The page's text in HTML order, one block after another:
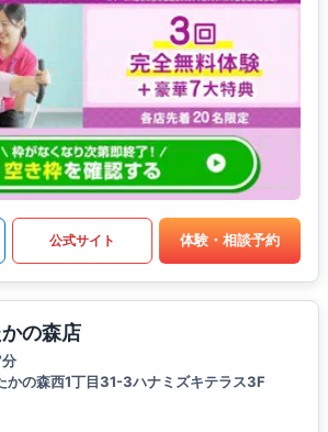
公式サイト 体験・相談予約
の森店
かの森西1丁目31-3ハナミズキテラス3F